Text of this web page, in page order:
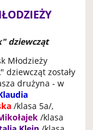
dziewcząt
Młodzieży
dziewcząt zostały
drużyna - w
/klasa 5a/,
/klasa